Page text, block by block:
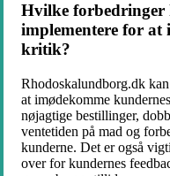
Hvilke
implementere for at
kritik?
Rhodoskalundborg.dk
at imødekomme
nøjagtige bestillinger,
ventetiden på mad og
kunderne. Det er også
over for kundernes